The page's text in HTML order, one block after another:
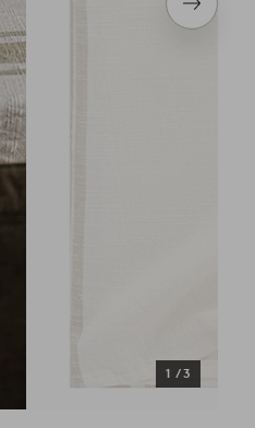
Volgend
item
1 /3